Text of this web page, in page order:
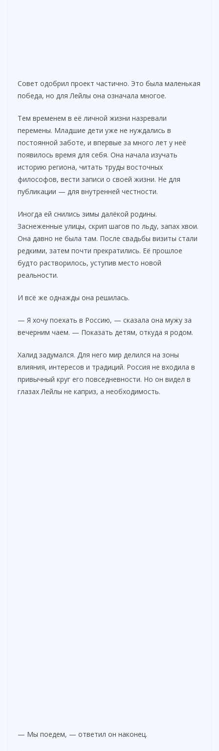
Совет одобрил проект частично. Это была маленькая
победа, но для Лейлы она означала многое.
Тем временем в её личной жизни назревали
перемены. Младшие дети уже не нуждались в
постоянной заботе, и впервые за много лет у неё
появилось время для себя. Она начала изучать
историю региона, читать труды восточных
философов, вести записи о своей жизни. Не для
публикации — для внутренней честности.
Иногда ей снились зимы далёкой родины.
Заснеженные улицы, скрип шагов по льду, запах хвои.
Она давно не была там. После свадьбы визиты стали
редкими, затем почти прекратились. Её прошлое
будто растворилось, уступив место новой
реальности.
И всё же однажды она решилась.
— Я хочу поехать в Россию, — сказала она мужу за
вечерним чаем. — Показать детям, откуда я родом.
Халид задумался. Для него мир делился на зоны
влияния, интересов и традиций. Россия не входила в
привычный круг его повседневности. Но он видел в
глазах Лейлы не каприз, а необходимость.
— Мы поедем, — ответил он наконец.